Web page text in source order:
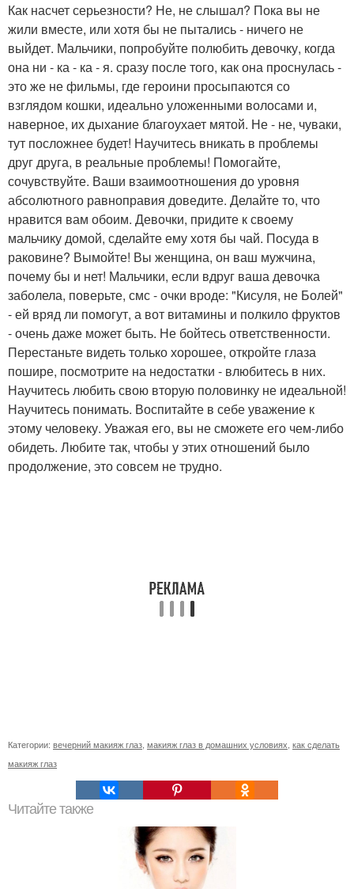
Как насчет серьезности? Не, не слышал? Пока вы не
жили вместе, или хотя бы не пытались - ничего не
выйдет. Мальчики, попробуйте полюбить девочку, когда
она ни - ка - ка - я. сразу после того, как она проснулась -
это же не фильмы, где героини просыпаются со
взглядом кошки, идеально уложенными волосами и,
наверное, их дыхание благоухает мятой. Не - не, чуваки,
тут посложнее будет! Научитесь вникать в проблемы
друг друга, в реальные проблемы! Помогайте,
сочувствуйте. Ваши взаимоотношения до уровня
абсолютного равноправия доведите. Делайте то, что
нравится вам обоим. Девочки, придите к своему
мальчику домой, сделайте ему хотя бы чай. Посуда в
раковине? Вымойте! Вы женщина, он ваш мужчина,
почему бы и нет! Мальчики, если вдруг ваша девочка
заболела, поверьте, смс - очки вроде: "Кисуля, не Болей"
- ей вряд ли помогут, а вот витамины и полкило фруктов
- очень даже может быть. Не бойтесь ответственности.
Перестаньте видеть только хорошее, откройте глаза
пошире, посмотрите на недостатки - влюбитесь в них.
Научитесь любить свою вторую половинку не идеальной!
Научитесь понимать. Воспитайте в себе уважение к
этому человеку. Уважая его, вы не сможете его чем-либо
обидеть. Любите так, чтобы у этих отношений было
продолжение, это совсем не трудно.
Категории: вечерний макияж глаз, макияж глаз в домашних условиях, как сделать
макияж глаз
Читайте также